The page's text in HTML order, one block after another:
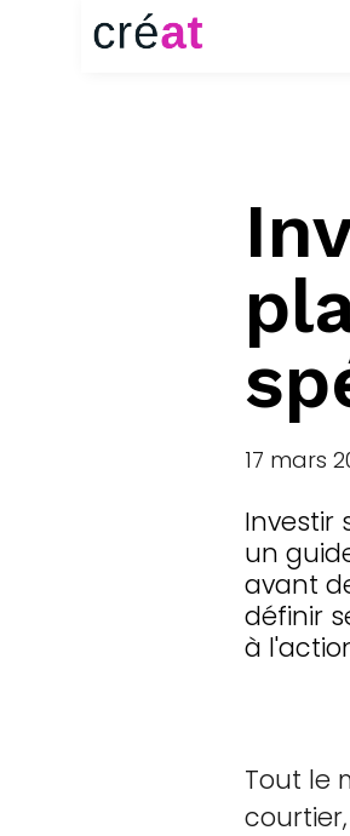
17 mars
Investir
un
avant
définir
à
Tout le